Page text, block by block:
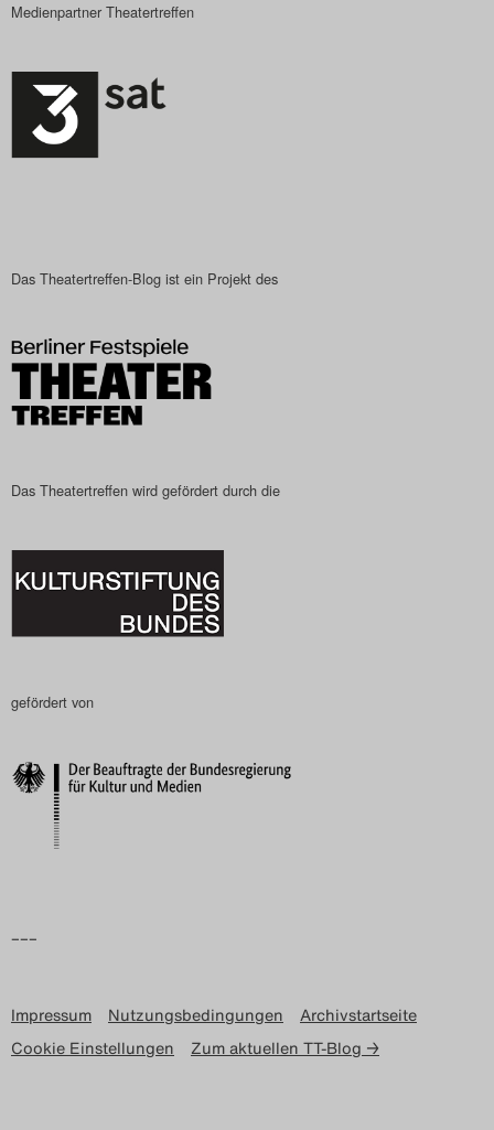
Medienpartner Theatertreffen
Das Theatertreffen-Blog ist ein Projekt des
Das Theatertreffen wird gefördert durch die
gefördert von
–––
Impressum Nutzungsbedingungen
Archivstartseite
Cookie Einstellungen
Zum aktuellen TT-Blog →